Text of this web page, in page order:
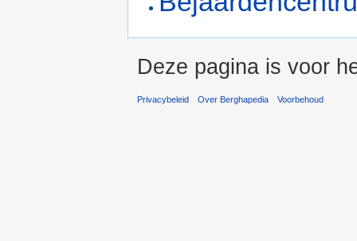
Deze pagina is voor
Privacybeleid Over Berghapedia Voorbehoud